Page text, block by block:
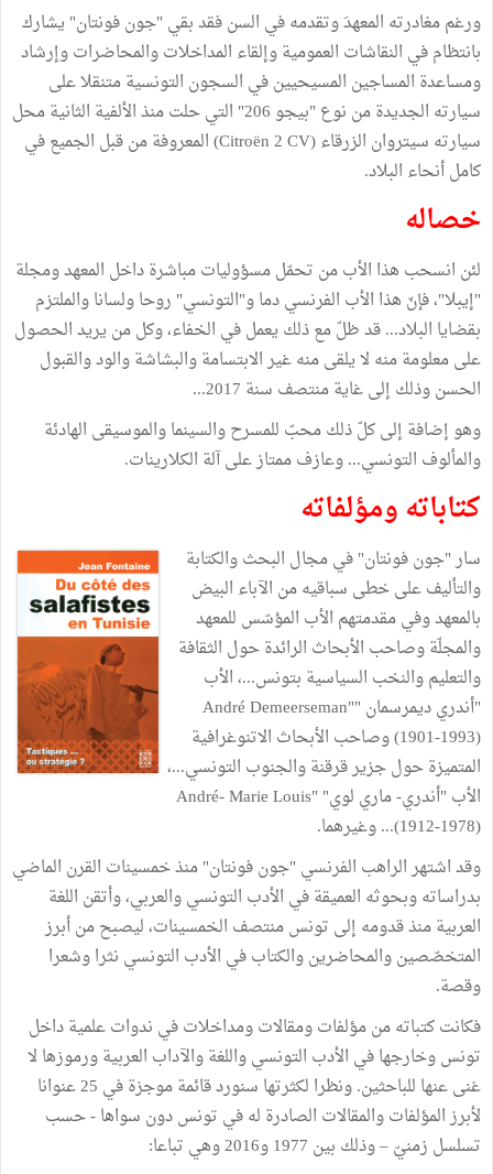
ورغم مغادرته المعهدَ وتقدمه في السن فقد بقي "جون فونتان" يشارك
بانتظام في النقاشات العمومية وإلقاء المداخلات والمحاضرات وإرشاد
ومساعدة المساجين المسيحيين في السجون التونسية متنقلا على
سيارته الجديدة من نوع "بيجو 206" التي حلت منذ الألفية الثانية محل
سيارته سيتروان الزرقاء (Citroën 2 CV) المعروفة من قبل الجميع في
كامل أنحاء البلاد.
خصاله
لئن انسحب هذا الأب من تحمّل مسؤوليات مباشرة داخل المعهد ومجلة
"إيبلا"، فإنّ هذا الأب الفرنسي دما و"التونسي" روحا ولسانا والملتزم
بقضايا البلاد... قد ظلّ مع ذلك يعمل في الخفاء، وكل من يريد الحصول
على معلومة منه لا يلقى منه غير الابتسامة والبشاشة والود والقبول
الحسن وذلك إلى غاية منتصف سنة 2017...
وهو إضافة إلى كلّ ذلك محبّ للمسرح والسينما والموسيقى الهادئة
والمألوف التونسي... وعازف ممتاز على آلة الكلارينات.
كتاباته ومؤلفاته
سار "جون فونتان" في مجال البحث والكتابة
والتأليف على خطى سباقيه من الآباء البيض
بالمعهد وفي مقدمتهم الأب المؤسّس للمعهد
والمجلّة وصاحب الأبحاث الرائدة حول الثقافة
والتعليم والنخب السياسية بتونس...، الأب
"أندري ديمرسمان "André Demeerseman"
(1901-1993) وصاحب الأبحاث الاتنوغرافية
المتميزة حول جزير قرقنة والجنوب التونسي...،
الأب "أندري- ماري لوي" André- Marie Louis"
(1912-1978)... وغيرهما.
وقد اشتهر الراهب الفرنسي "جون فونتان" منذ خمسينات القرن الماضي
بدراساته وبحوثه العميقة في الأدب التونسي والعربي، وأتقن اللغة
العربية منذ قدومه إلى تونس منتصف الخمسينات، ليصبح من أبرز
المتخصّصين والمحاضرين والكتاب في الأدب التونسي نثرا وشعرا
وقصة.
فكانت كتباته من مؤلفات ومقالات ومداخلات في ندوات علمية داخل
تونس وخارجها في الأدب التونسي واللغة والآداب العربية ورموزها لا
غنى عنها للباحثين. ونظرا لكثرتها سنورد قائمة موجزة في 25 عنوانا
لأبرز المؤلفات والمقالات الصادرة له في تونس دون سواها - حسب
تسلسل زمنيّ – وذلك بين 1977 و2016 وهي تباعا: